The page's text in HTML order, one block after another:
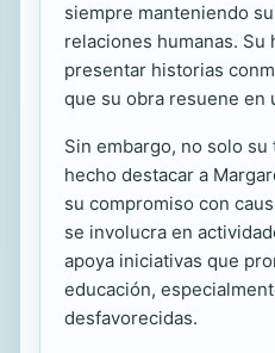
siempre manteniendo
relaciones humanas. Su
presentar historias
que su obra resuene en
Sin embargo, no solo
hecho destacar a
su compromiso con
se involucra en
apoya iniciativas que
educación,
desfavorecidas.